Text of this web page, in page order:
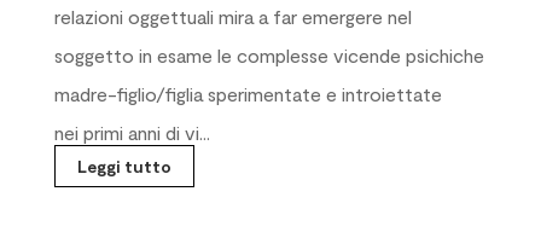
relazioni oggettuali mira a far emergere nel
soggetto in esame le complesse vicende psichiche
madre-figlio/figlia sperimentate e introiettate
nei primi anni di vi...
Leggi tutto